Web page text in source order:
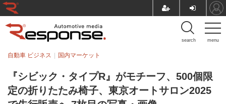
menu
search
『シビック・タイプR』がモチーフ、500個限
定の折りたたみ椅子、東京オートサロン2025
自動車 ビジネス 国内マーケット